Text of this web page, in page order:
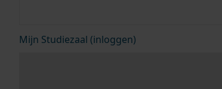
Mijn Studiezaal (inloggen)